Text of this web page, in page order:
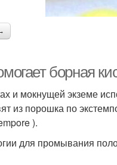
борная
и мокнущей экземе
из порошка по
).
для промывания